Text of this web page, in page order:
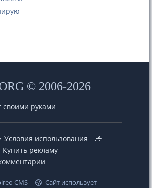
© 2006-2026
своими руками
Условия использования
Купить рекламу
CMS
Сайт использует